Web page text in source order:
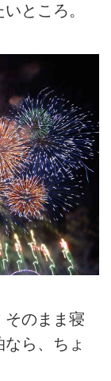
ところ。
そのまま寝
ら、ちょ